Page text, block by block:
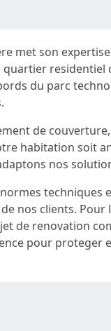
met son
residentiel
du parc
de
habitation soit
nos
techniques
nos clients.
de renovation
pour proteger